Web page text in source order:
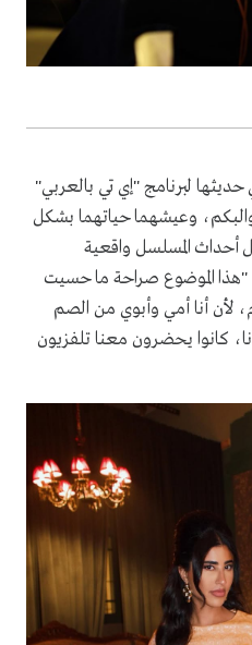
لبرنامج "إي تي بالعربي"
وعيشهما حياتهما بشكل
المسلسل واقعية
"هذا الموضوع صراحة ما حسيت
لأن أنا أمي وأبوي من الصم
كانوا يحضرون معنا تلفزيون